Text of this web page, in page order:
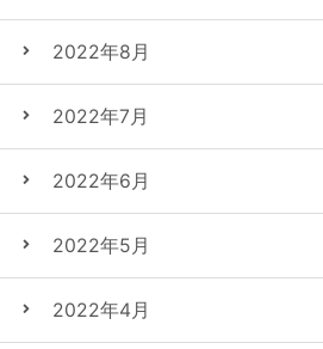
2022年8月
2022年7月
2022年6月
2022年5月
2022年4月